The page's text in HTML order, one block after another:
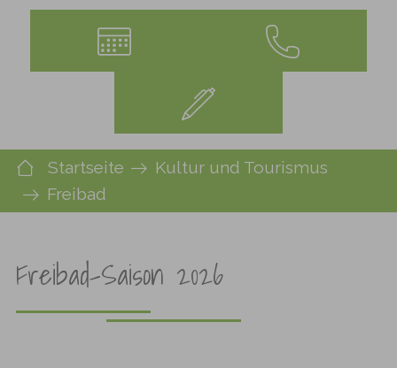
Sie sind hier:Startseite
Kultur und Tourismus
Freibad
Freibad-Saison 2026